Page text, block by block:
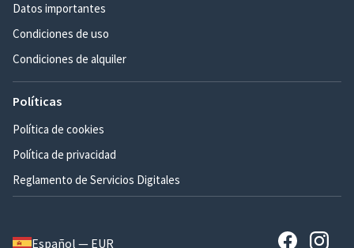
Datos importantes
Condiciones de uso
Condiciones de alquiler
Políticas
Política de cookies
Política de privacidad
Reglamento de Servicios Digitales
Español — EUR